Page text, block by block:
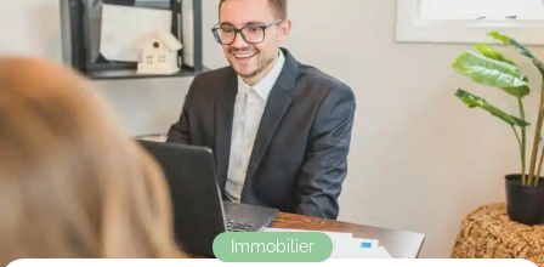
Contact
Mode sombre
Immobilier